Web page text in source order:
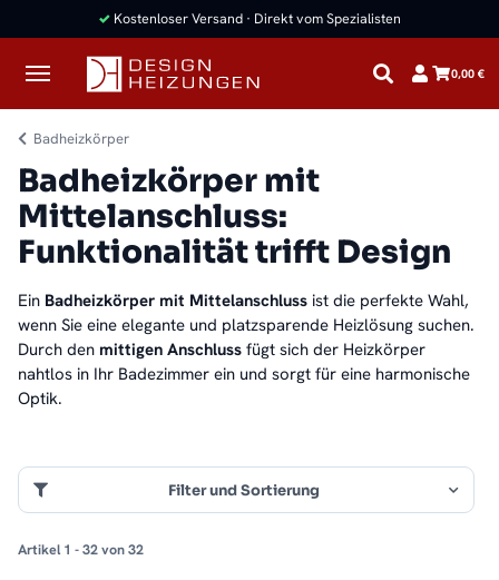
✓ Kostenloser Versand · Direkt vom Spezialisten
0,00 €
Badheizkörper
Badheizkörper mit
Mittelanschluss:
Funktionalität trifft Design
Ein Badheizkörper mit Mittelanschluss ist die perfekte Wahl,
wenn Sie eine elegante und platzsparende Heizlösung suchen.
Durch den mittigen Anschluss fügt sich der Heizkörper
nahtlos in Ihr Badezimmer ein und sorgt für eine harmonische
Optik.
Filter und Sortierung
Artikel 1 - 32 von 32